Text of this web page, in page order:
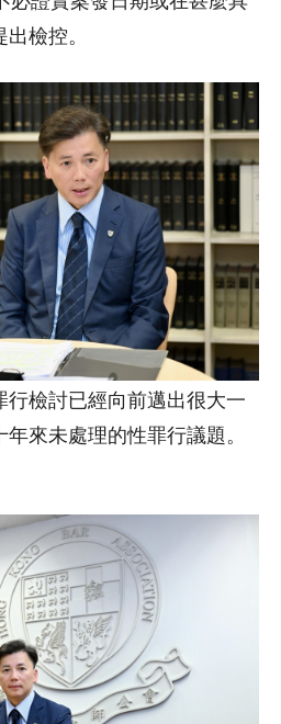
檢控。
檢討已經向前邁出很大一
來未處理的性罪行議題。